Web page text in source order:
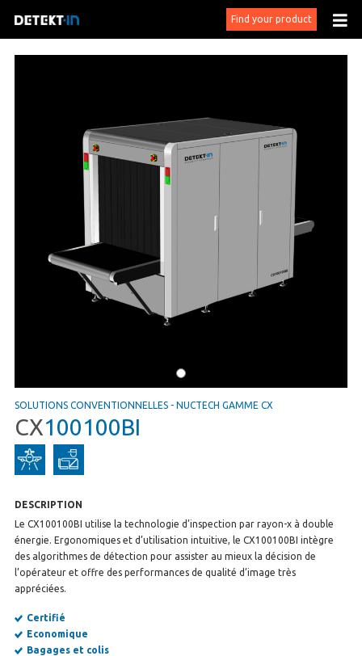
Find your product
SOLUTIONS CONVENTIONNELLES - NUCTECH GAMME CX
CX100100BI
DESCRIPTION
Le CX100100BI utilise la technologie d’inspection par rayon-x à double
énergie. Ergonomiques et d’utilisation intuitive, le CX100100BI intègre
des algorithmes de détection pour assister au mieux la décision de
l’opérateur et offre des performances de qualité d’image très
appréciées.
Certifié
Economique
Bagages et colis